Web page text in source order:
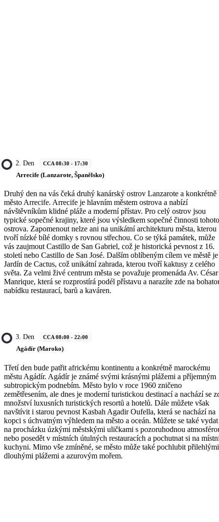
2. Den CCA 08:30 - 17:30
Arrecife (Lanzarote, Španělsko)
Druhý den na vás čeká druhý kanárský ostrov Lanzarote a konkrétně
město Arrecife. Arrecife je hlavním městem ostrova a nabízí
návštěvníkům klidné pláže a moderní přístav. Pro celý ostrov jsou
typické sopečné krajiny, které jsou výsledkem sopečné činnosti tohoto
ostrova. Zapomenout nelze ani na unikátní architekturu města, kterou
tvoří nízké bílé domky s rovnou střechou. Co se týká památek, může
vás zaujmout Castillo de San Gabriel, což je historická pevnost z 16.
století nebo Castillo de San José. Dalším oblíbeným cílem ve městě je
Jardín de Cactus, což unikátní zahrada, kterou tvoří kaktusy z celého
světa. Za velmi živé centrum města se považuje promenáda Av. César
Manrique, která se rozprostírá podél přístavu a narazíte zde na
nabídku restaurací, barů a kaváren.
3. Den CCA 08:00 - 22:00
Agádír (Maroko)
Třetí den bude patřit africkému kontinentu a konkrétně marockému
městu Agádír. Agádír je známé svými krásnými plážemi a příjemným
subtropickým podnebím. Město bylo v roce 1960 zničeno
zemětřesením, ale dnes je moderní turistickou destinací a nachází se
množství luxusních turistických resortů a hotelů. Dále můžete však
navštívit i starou pevnost Kasbah Agadir Oufella, která se nachází na
kopci s úchvatným výhledem na město a oceán. Můžete se také vydat
na procházku úzkými městskými uličkami s pozoruhodnou
nebo posedět v místních útulných restauracích a pochutnat si na
kuchyni. Mimo vše zmíněné, se město může také pochlubit přilehlými
dlouhými plážemi a azurovým mořem.